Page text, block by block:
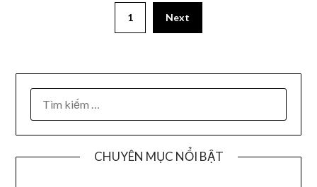
1 Next
CHUYÊN MỤC NỔI BẬT